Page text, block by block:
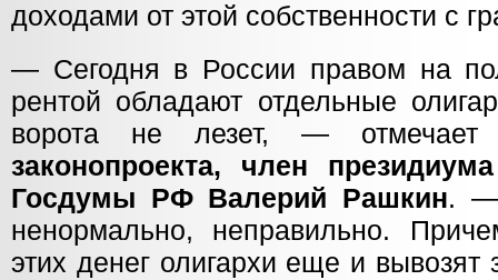
доходами от этой собственности с
— Сегодня в России правом на
рентой обладают отдельные
ворота не лезет, —
законопроекта, член
Госдумы РФ Валерий Рашкин. —
ненормально, неправильно.
этих денег олигархи еще и вывозят